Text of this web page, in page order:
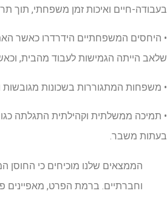
בעבודה-חיים ואיכות זמן משפחתי, תוך
• היחסים המשפחתיים הידרדרו כאשר
שלאב הייתה הגמישות לעבוד מהבית,
• משפחות המתגוררות בשכונות
• תמיכה ממשלתית וקהילתית התגלתה
בעתות משבר.
הממצאים שלנו מוכיחים כי החוסן
וחברתיים. ברמת הפרט, מאפיינים